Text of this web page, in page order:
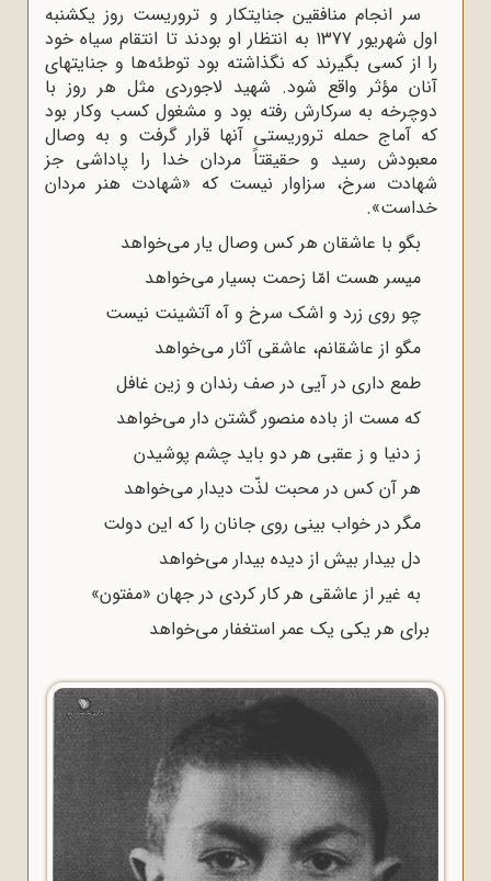
سر انجام منافقین جنایتکار و تروریست روز یکشنبه
اول شهریور 1377 به انتظار او بودند تا انتقام سیاه خود
را از کسی بگیرند که نگذاشته بود توطئه‌ها و جنایتهای
آنان مؤثر واقع شود. شهید لاجوردی مثل هر روز با
دوچرخه به سرکارش رفته بود و مشغول کسب وکار بود
که آماج حمله تروریستی آنها قرار گرفت و به وصال
معبودش رسید و حقیقتاً مردان خدا را پاداشی جز
شهادت سرخ، سزاوار نیست که «شهادت هنر مردان
خداست».
بگو با عاشقان هر کس وصال یار مى‌خواهد
میسر هست امّا زحمت بسیار مى‌خواهد
چو روى زرد و اشک سرخ و آه آتشینت نیست
مگو از عاشقانم، عاشقى آثار مى‌خواهد
طمع دارى در آیى در صف رندان و زین غافل
که مست از باده منصور گشتن دار مى‌خواهد
ز دنیا و ز عقبى هر دو باید چشم پوشیدن
هر آن کس در محبت لذّت دیدار مى‌خواهد
مگر در خواب بینى روى جانان را که این دولت
دل بیدار بیش از دیده بیدار مى‌خواهد
به غیر از عاشقى هر کار کردى در جهان «مفتون»
براى هر یکى یک عمر استغفار مى‌خواهد